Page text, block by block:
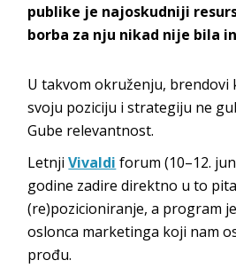
publike je najoskudniji
borba za nju nikad nije bila
U takvom okruženju, brendovi
svoju poziciju i strategiju ne
Gube relevantnost.
LetnjiVivaldi forum (10–12.
godine zadire direktno u to
(re)pozicioniranje, a program
oslonca marketinga koji nam
prođu.